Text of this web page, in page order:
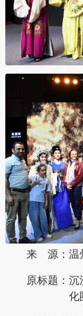
来 源：温
原标题： 沉
化